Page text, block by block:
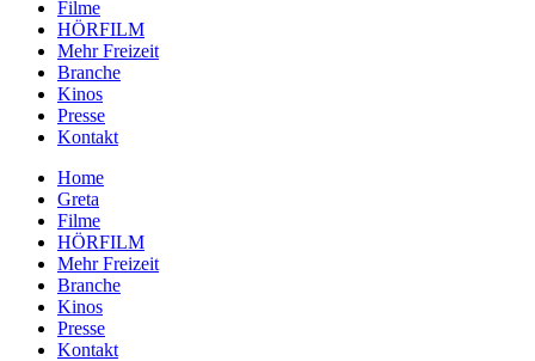
Filme
HÖRFILM
Mehr Freizeit
Branche
Kinos
Presse
Kontakt
Home
Greta
Filme
HÖRFILM
Mehr Freizeit
Branche
Kinos
Presse
Kontakt